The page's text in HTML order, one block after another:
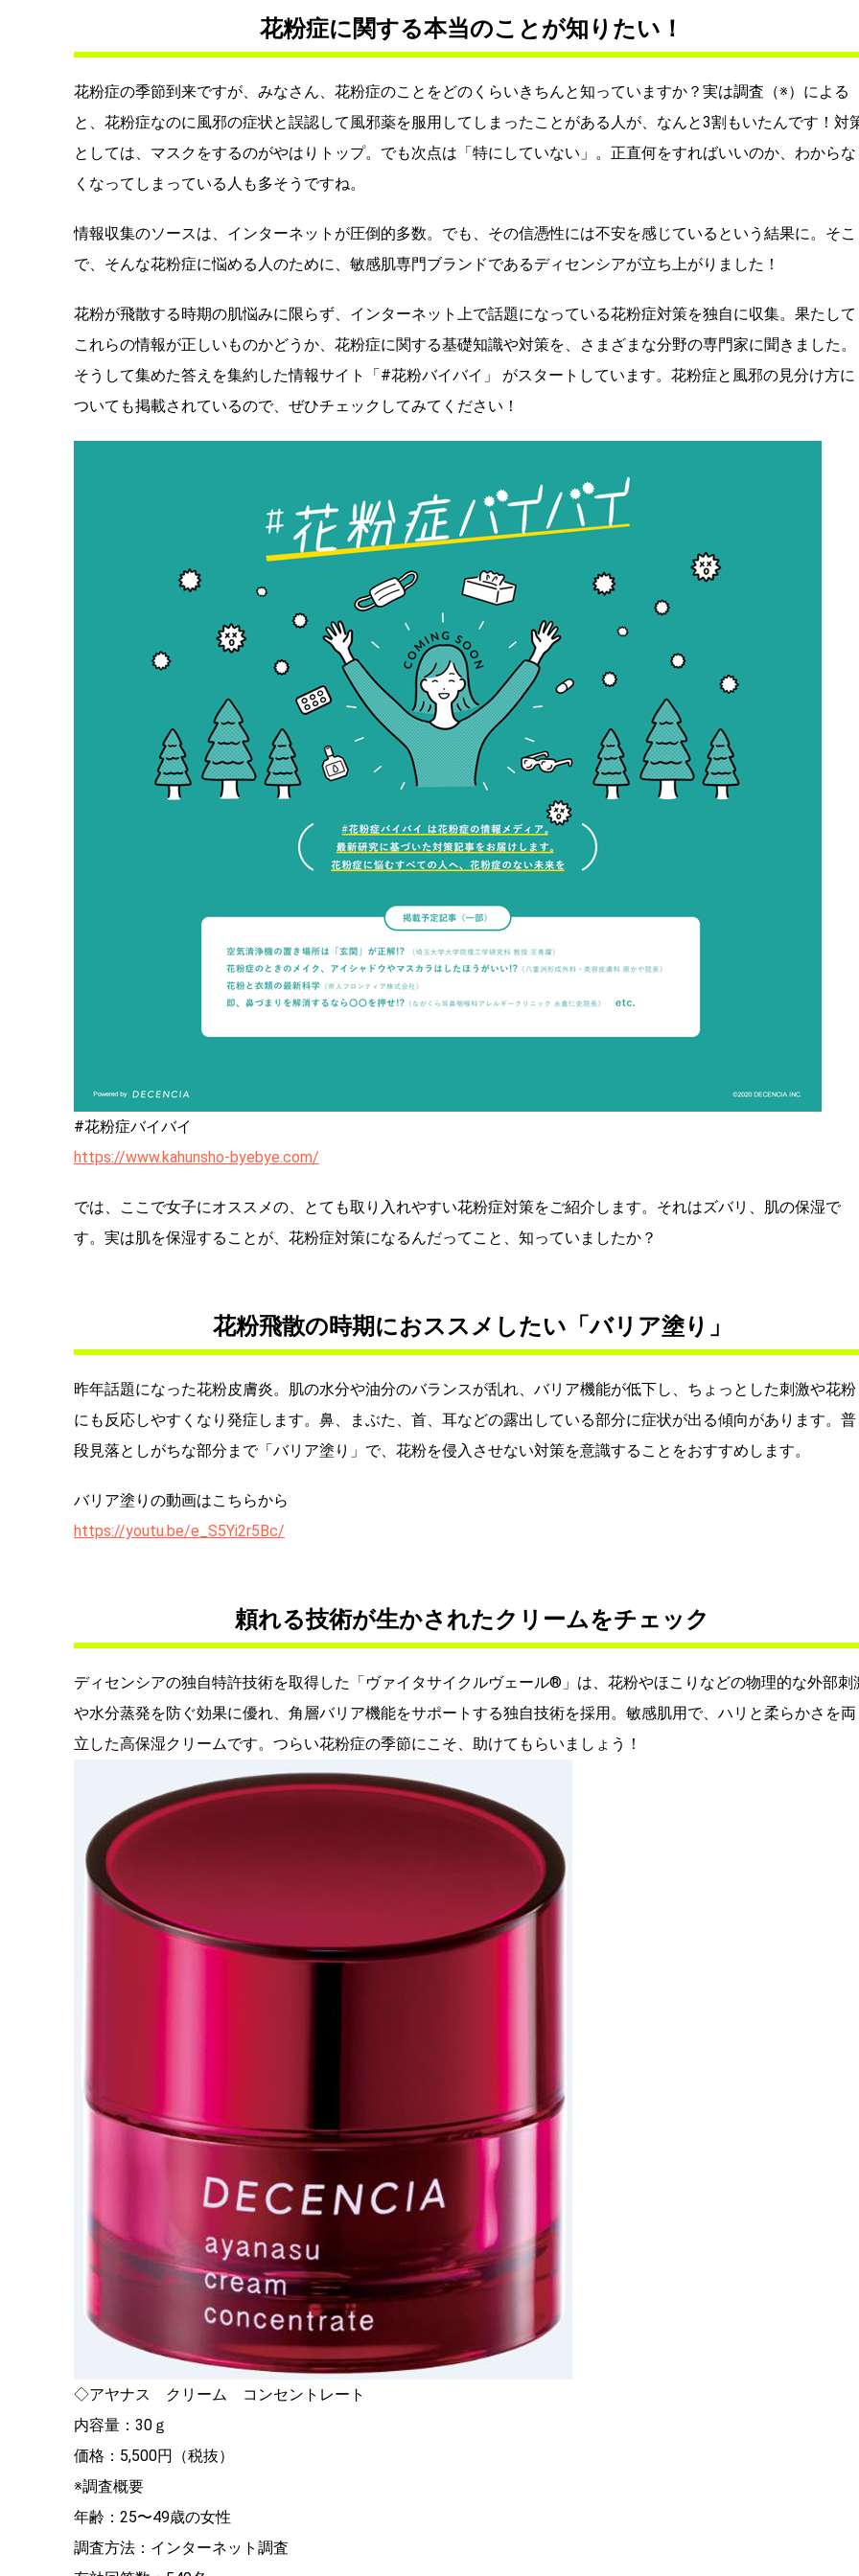
花粉症に関する本当のことが知りたい！
花粉症の季節到来ですが、みなさん、花粉症のことをどのくらいきちんと知っていますか？実は調査（※）による
と、花粉症なのに風邪の症状と誤認して風邪薬を服用してしまったことがある人が、なんと3割もいたんです！対
としては、マスクをするのがやはりトップ。でも次点は「特にしていない」。正直何をすればいいのか、わからな
くなってしまっている人も多そうですね。
情報収集のソースは、インターネットが圧倒的多数。でも、その信憑性には不安を感じているという結果に。そこ
で、そんな花粉症に悩める人のために、敏感肌専門ブランドであるディセンシアが立ち上がりました！
花粉が飛散する時期の肌悩みに限らず、インターネット上で話題になっている花粉症対策を独自に収集。果たして
これらの情報が正しいものかどうか、花粉症に関する基礎知識や対策を、さまざまな分野の専門家に聞きました。
そうして集めた答えを集約した情報サイト「#花粉バイバイ」 がスタートしています。花粉症と風邪の見分け方に
ついても掲載されているので、ぜひチェックしてみてください！
#花粉症バイバイ
https://www.kahunsho-byebye.com/
では、ここで女子にオススメの、とても取り入れやすい花粉症対策をご紹介します。それはズバリ、肌の保湿で
す。実は肌を保湿することが、花粉症対策になるんだってこと、知っていましたか？
花粉飛散の時期におススメしたい「バリア塗り」
昨年話題になった花粉皮膚炎。肌の水分や油分のバランスが乱れ、バリア機能が低下し、ちょっとした刺激や花粉
にも反応しやすくなり発症します。鼻、まぶた、首、耳などの露出している部分に症状が出る傾向があります。普
段見落としがちな部分まで「バリア塗り」で、花粉を侵入させない対策を意識することをおすすめします。
バリア塗りの動画はこちらから
https://youtu.be/e_S5Yi2r5Bc/
頼れる技術が生かされたクリームをチェック
ディセンシアの独自特許技術を取得した「ヴァイタサイクルヴェール®」は、花粉やほこりなどの物理的な外部刺
や水分蒸発を防ぐ効果に優れ、角層バリア機能をサポートする独自技術を採用。敏感肌用で、ハリと柔らかさを両
立した高保湿クリームです。つらい花粉症の季節にこそ、助けてもらいましょう！
◇アヤナス クリーム コンセントレート
内容量：30ｇ
価格：5,500円（税抜）
※調査概要
年齢：25〜49歳の女性
調査方法：インターネット調査